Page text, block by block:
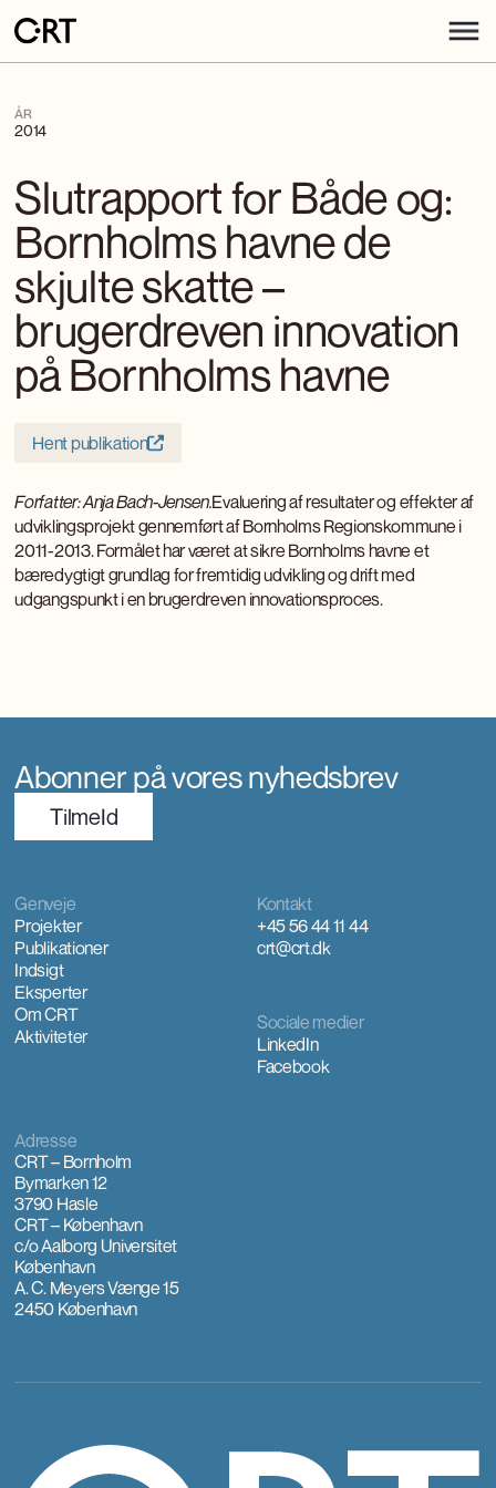
ÅR
2014
Slutrapport for Både og:
Bornholms havne de
skjulte skatte –
brugerdreven innovation
på Bornholms havne
Hent publikation
Forfatter: Anja Bach-Jensen.Evaluering af resultater og effekter af
udviklingsprojekt gennemført af Bornholms Regionskommune i
2011-2013. Formålet har været at sikre Bornholms havne et
bæredygtigt grundlag for fremtidig udvikling og drift med
udgangspunkt i en brugerdreven innovationsproces.
Abonner på vores nyhedsbrev
TilmeId
Kontakt
+45 56 44 11 44
crt@crt.dk
Genveje
Projekter
Publikationer
Indsigt
Eksperter
Om CRT
Aktiviteter
Sociale medier
LinkedIn
Facebook
Adresse
CRT – Bornholm
Bymarken 12
3790 Hasle
CRT – København
c/o Aalborg Universitet
København
A. C. Meyers Vænge 15
2450 København